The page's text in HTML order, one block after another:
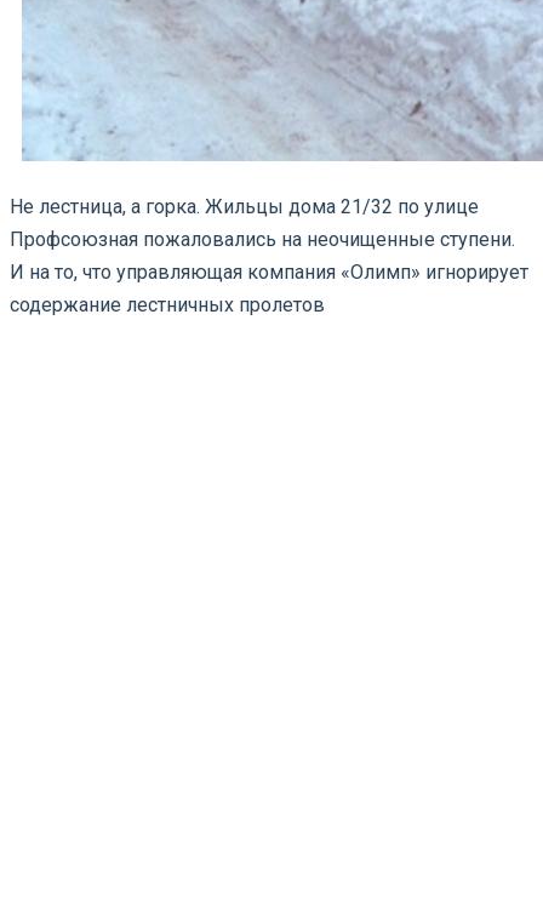
Не лестница, а горка. Жильцы дома 21/32 по улице
Профсоюзная пожаловались на неочищенные ступени.
И на то, что управляющая компания «Олимп» игнорирует
содержание лестничных пролетов